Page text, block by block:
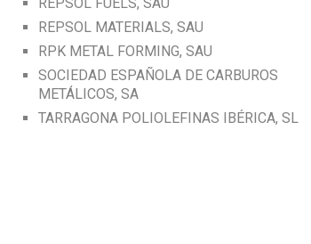
REPSOL MATERIALS, SAU
RPK METAL FORMING, SAU
SOCIEDAD ESPAÑOLA DE CARBUROS
METÁLICOS, SA
TARRAGONA POLIOLEFINAS IBÉRICA, SL